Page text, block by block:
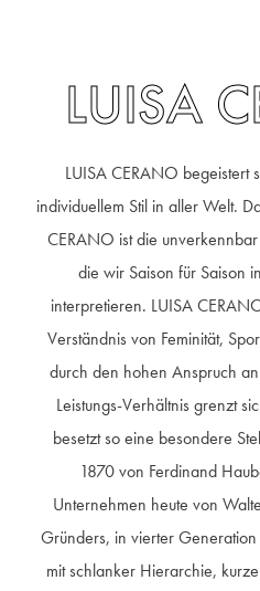
LUISA
LUISA CERANO begeistert
individuellem Stil in aller Welt.
CERANO ist die
die wir Saison für Saison
interpretieren. LUISA
Verständnis von Feminität,
durch den hohen Anspruch
Leistungs-Verhältnis grenzt
besetzt so eine besondere
1870 von Ferdinand
Unternehmen heute von
Gründers, in vierter
mit schlanker Hierarchie,